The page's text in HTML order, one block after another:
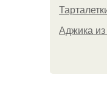
Аджика из